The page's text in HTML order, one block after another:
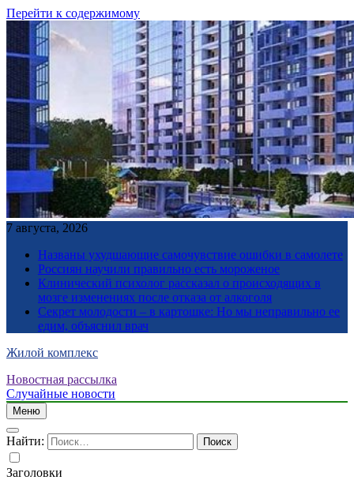
Перейти к содержимому
7 августа, 2026
Названы ухудшающие самочувствие ошибки в самолете
Россиян научили правильно есть мороженое
Клинический психолог рассказал о происходящих в
мозге изменениях после отказа от алкоголя
Секрет молодости – в картошке: Но мы неправильно ее
едим, объяснил врач
Жилой комплекс
Новостная рассылка
Случайные новости
Меню
Найти:
Заголовки